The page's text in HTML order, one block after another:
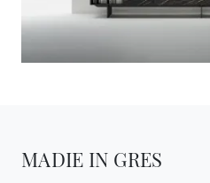
MADIE IN GRES